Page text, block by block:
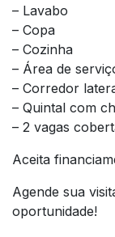
– Lavabo
– Copa
– Cozinha
– Área de
– Corredor
– Quintal com
– 2 vagas
Aceita
Agende sua
oportunidade!